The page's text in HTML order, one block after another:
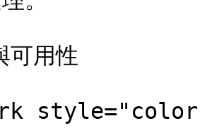
用性
style="color: